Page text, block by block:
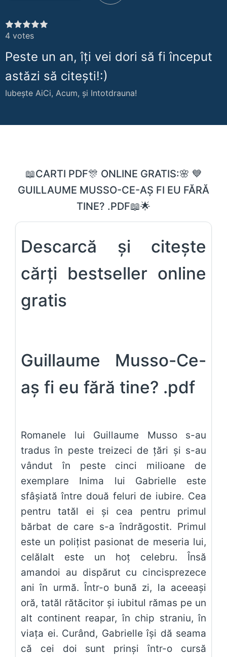
4 votes
Peste un an, îți vei dori să fi început
astăzi să citești!:)
Iubește AiCi, Acum, și Intotdrauna!
📖CARTI PDF🎊 ONLINE GRATIS:🌸 💙
GUILLAUME MUSSO-CE-AȘ FI EU FĂRĂ
TINE? .PDF📖🌟
Descarcă și citește
cărți bestseller online
gratis
Guillaume Musso-Ce-
aș fi eu fără tine? .pdf
Romanele lui Guillaume Musso s-au
tradus în peste treizeci de ţări şi s-au
vândut în peste cinci milioane de
exemplare Inima lui Gabrielle este
sfâşiată între două feluri de iubire. Cea
pentru tatăl ei şi cea pentru primul
bărbat de care s-a îndrăgostit. Primul
este un poliţist pasionat de meseria lui,
celălalt este un hoţ celebru. Însă
amandoi au dispărut cu cincisprezece
ani în urmă. Într-o bună zi, la aceeaşi
oră, tatăl rătăcitor şi iubitul rămas pe un
alt continent reapar, în chip straniu, în
viaţa ei. Curând, Gabrielle îşi dă seama
că cei doi sunt prinşi într-o cursă